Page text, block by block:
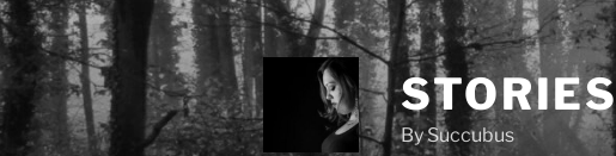
Ga
naar
de
inhoud
STORIES
By Succubus